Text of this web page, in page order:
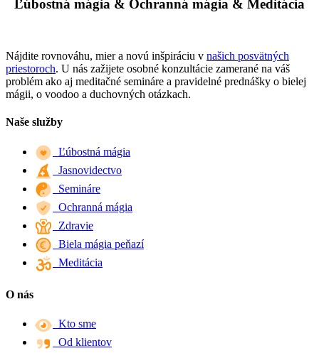
Ľúbostná mágia & Ochranná mágia & Meditácia
Nájdite rovnováhu, mier a novú inšpiráciu v našich posvätných
priestoroch. U nás zažijete osobné konzultácie zamerané na váš
problém ako aj meditačné semináre a pravidelné prednášky o bielej
mágii, o voodoo a duchovných otázkach.
Naše služby
Ľúbostná mágia
Jasnovidectvo
Semináre
Ochranná mágia
Zdravie
Biela mágia peňazí
Meditácia
O nás
Kto sme
Od klientov